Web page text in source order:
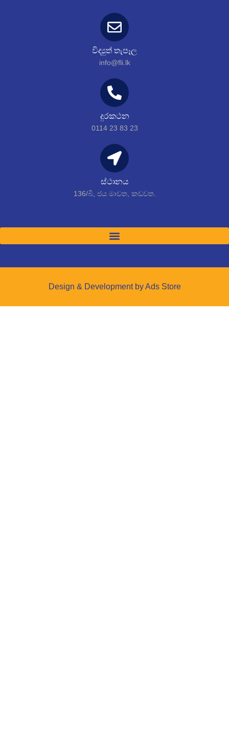
විද්‍යුත් තැපෑල
info@fli.lk
දුරකථන
0114 23 83 23
ස්ථානය
136/බී, ජය මාවත, කඩවත.
Design & Development by Ads Store